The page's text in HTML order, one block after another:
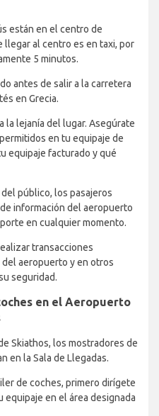
están en el centro de
llegar al centro es en taxi, por
5 minutos.
antes de salir a la carretera
en Grecia.
la lejanía del lugar. Asegúrate
en tu equipaje de
equipaje facturado y qué
público, los pasajeros
información del aeropuerto
en cualquier momento.
transacciones
aeropuerto y en otros
seguridad.
en el Aeropuerto
Skiathos, los mostradores de
en la Sala de Llegadas.
de coches, primero dirígete
equipaje en el área designada